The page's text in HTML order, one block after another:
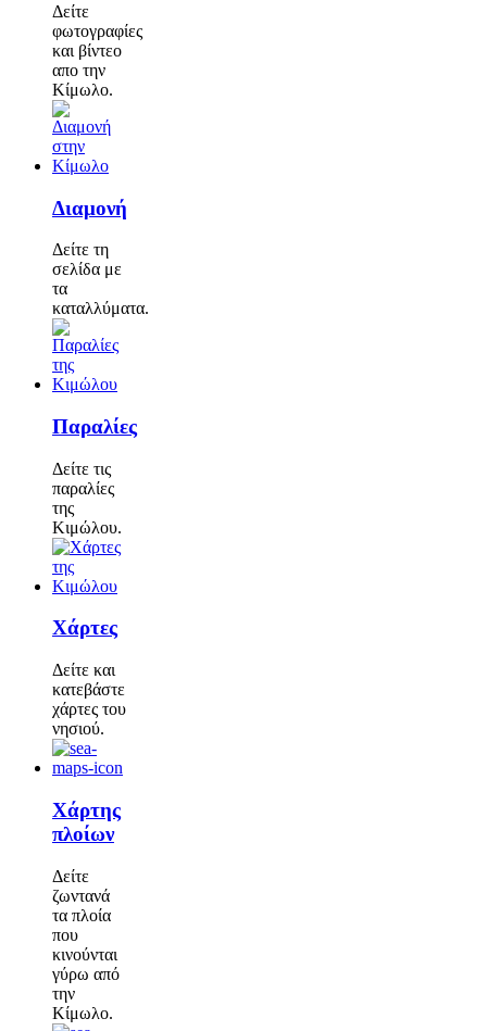
Δείτε
φωτογραφίες
και βίντεο
απο την
Κίμωλο.
Διαμονή
Δείτε τη
σελίδα με
τα
καταλλύματα.
Παραλίες
Δείτε τις
παραλίες
της
Κιμώλου.
Χάρτες
Δείτε και
κατεβάστε
χάρτες του
νησιού.
Χάρτης
πλοίων
Δείτε
ζωντανά
τα πλοία
που
κινούνται
γύρω από
την
Κίμωλο.